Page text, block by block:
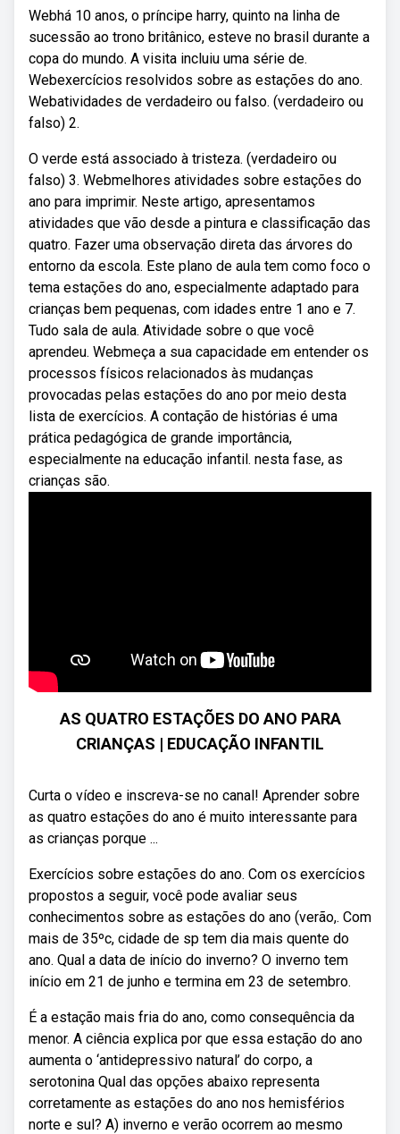
Webhá 10 anos, o príncipe harry, quinto na linha de
sucessão ao trono britânico, esteve no brasil durante a
copa do mundo. A visita incluiu uma série de.
Webexercícios resolvidos sobre as estações do ano.
Webatividades de verdadeiro ou falso. (verdadeiro ou
falso) 2.
O verde está associado à tristeza. (verdadeiro ou
falso) 3. Webmelhores atividades sobre estações do
ano para imprimir. Neste artigo, apresentamos
atividades que vão desde a pintura e classificação das
quatro. Fazer uma observação direta das árvores do
entorno da escola. Este plano de aula tem como foco o
tema estações do ano, especialmente adaptado para
crianças bem pequenas, com idades entre 1 ano e 7.
Tudo sala de aula. Atividade sobre o que você
aprendeu. Webmeça a sua capacidade em entender os
processos físicos relacionados às mudanças
provocadas pelas estações do ano por meio desta
lista de exercícios. A contação de histórias é uma
prática pedagógica de grande importância,
especialmente na educação infantil. nesta fase, as
crianças são.
AS QUATRO ESTAÇÕES DO ANO PARA
CRIANÇAS | EDUCAÇÃO INFANTIL
Curta o vídeo e inscreva-se no canal! Aprender sobre
as quatro estações do ano é muito interessante para
as crianças porque ...
Exercícios sobre estações do ano. Com os exercícios
propostos a seguir, você pode avaliar seus
conhecimentos sobre as estações do ano (verão,. Com
mais de 35ºc, cidade de sp tem dia mais quente do
ano. Qual a data de início do inverno? O inverno tem
início em 21 de junho e termina em 23 de setembro.
É a estação mais fria do ano, como consequência da
menor. A ciência explica por que essa estação do ano
aumenta o ‘antidepressivo natural’ do corpo, a
serotonina Qual das opções abaixo representa
corretamente as estações do ano nos hemisférios
norte e sul? A) inverno e verão ocorrem ao mesmo